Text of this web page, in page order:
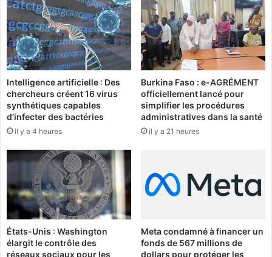
o
u
v
e
r
l
e
1
1
q
u
d
é
u
t
e
n
s
e
i
l
d
e
s
m
i
n
r
e
u
9
Intelligence artificielle : Des
chercheurs créent 16 virus
synthétiques capables
d’infecter des bactéries
il y a 4 heures
Burkina Faso : e-AGRÉMENT
officiellement lancé pour
simplifier les procédures
administratives dans la santé
il y a 21 heures
États-Unis : Washington
élargit le contrôle des
réseaux sociaux pour les
Meta condamné à financer un
fonds de 567 millions de
dollars pour protéger les